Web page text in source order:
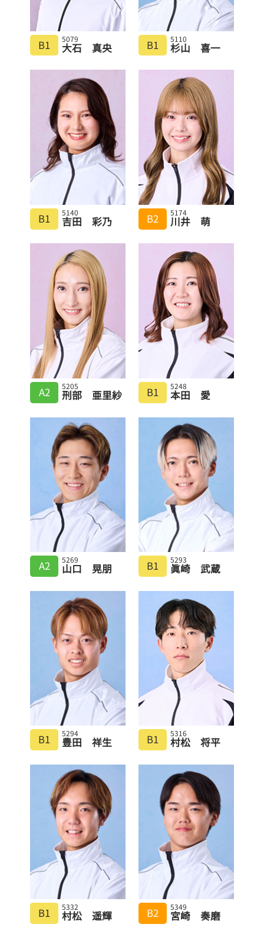
B1 5079
大石 真央 B1 5110
杉山 喜一
B1 5140
吉田 彩乃 B2 5174
川井 萌
A2 5205
刑部 亜里紗 B1 5248
本田 愛
A2 5269
山口 晃朋 B1 5293
眞崎 武蔵
B1 5294
豊田 祥生 B1 5316
村松 将平
B1 5332
村松 遥輝 B2 5349
宮崎 奏磨